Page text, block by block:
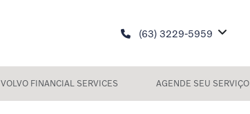
(63) 3229-5959
VOLVO FINANCIAL SERVICES AGENDE SEU SERVIÇO